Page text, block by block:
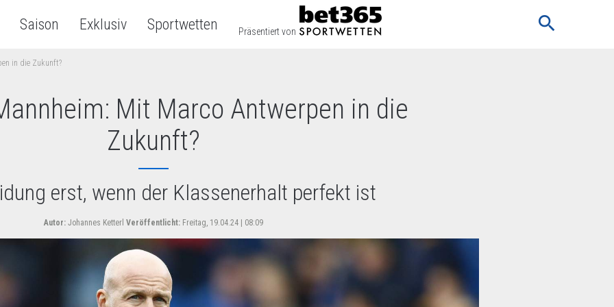
Saison Exklusiv Sportwetten Präsentiert von search
in die Zukunft?
Mit Marco Antwerpen in die
Zukunft?
erst, wenn der Klassenerhalt perfekt ist
Autor: Johannes Ketterl Veröffentlicht: Freitag, 19.04.24 | 08:09